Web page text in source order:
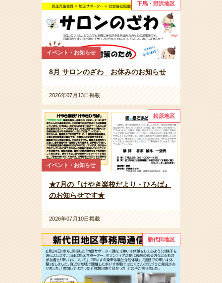
下馬・野沢地区
イベント・お知らせ
8月 サロンのざわ お休みのお知らせ
2026年07月13日掲載
松原地区
イベント・お知らせ
★7月の『けやき楽校だより・ひろば』
のお知らせです★
2026年07月10日掲載
新代田地区